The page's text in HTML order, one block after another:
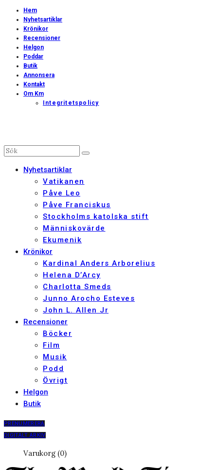
Hem
Nyhetsartiklar
Krönikor
Recensioner
Helgon
Poddar
Butik
Annonsera
Kontakt
Om Km
Integritetspolicy
Nyhetsartiklar
Vatikanen
Påve Leo
Påve Franciskus
Stockholms katolska stift
Människovärde
Ekumenik
Krönikor
Kardinal Anders Arborelius
Helena D’Arcy
Charlotta Smeds
Junno Arocho Esteves
John L. Allen Jr
Recensioner
Böcker
Film
Musik
Podd
Övrigt
Helgon
Butik
PRENUMERERA
DIGITALT ARKIV
Varukorg (0)